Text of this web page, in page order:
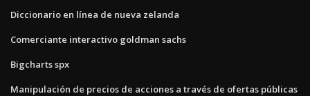
Diccionario en línea de nueva zelanda
Comerciante interactivo goldman sachs
Bigcharts spx
Manipulación de precios de acciones a través de ofertas públicas